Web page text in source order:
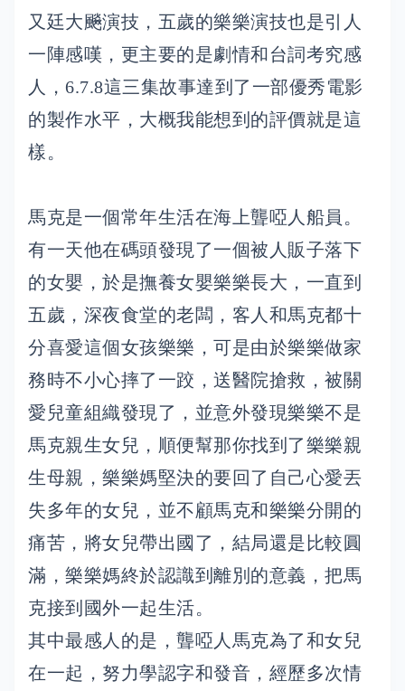
又廷大飈演技，五歲的樂樂演技也是引人
一陣感嘆，更主要的是劇情和台詞考究感
人，6.7.8這三集故事達到了一部優秀電影
的製作水平，大概我能想到的評價就是這
樣。
馬克是一個常年生活在海上聾啞人船員。
有一天他在碼頭發現了一個被人販子落下
的女嬰，於是撫養女嬰樂樂長大，一直到
五歲，深夜食堂的老闆，客人和馬克都十
分喜愛這個女孩樂樂，可是由於樂樂做家
務時不小心摔了一跤，送醫院搶救，被關
愛兒童組織發現了，並意外發現樂樂不是
馬克親生女兒，順便幫那你找到了樂樂親
生母親，樂樂媽堅決的要回了自己心愛丟
失多年的女兒，並不顧馬克和樂樂分開的
痛苦，將女兒帶出國了，結局還是比較圓
滿，樂樂媽終於認識到離別的意義，把馬
克接到國外一起生活。
其中最感人的是，聾啞人馬克為了和女兒
在一起，努力學認字和發音，經歷多次情